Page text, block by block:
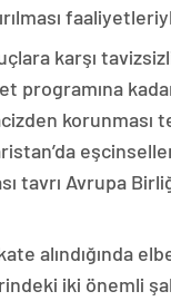
karşı
programına
korunması
tavrı Avrupa
alındığında
iki önemli